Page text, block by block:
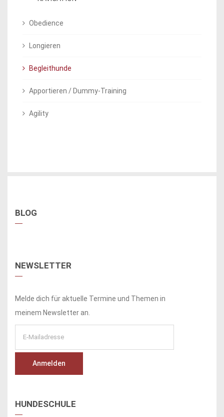
Obedience
Longieren
Begleithunde
Apportieren / Dummy-Training
Agility
BLOG
NEWSLETTER
Melde dich für aktuelle Termine und Themen in
meinem Newsletter an.
HUNDESCHULE